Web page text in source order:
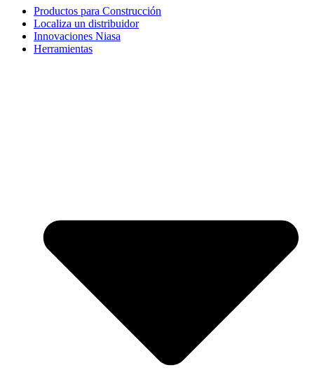
Productos para Construcción
Localiza un distribuidor
Innovaciones Niasa
Herramientas